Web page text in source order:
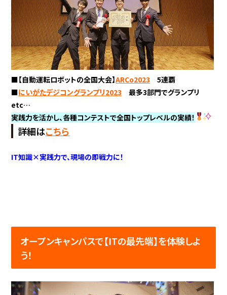
■【自動運転ロボットの全国大会】ARCo2023 5連覇
■にいがたデジコングランプリ2023 最多3部門でグランプリ
etc…
実践力を活かし、各種コンテストで全国トップレベルの実績！
詳細はこちら
IT知識×実践力で、現場の即戦力に！
オープンキャンパスで【ITの最先端】を体験しよ
う！